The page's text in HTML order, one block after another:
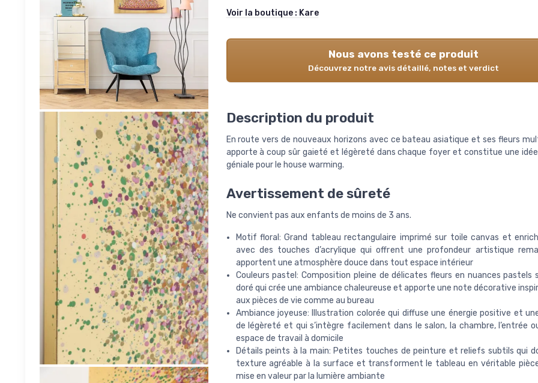
Voir la boutique : Kare
Nous avons testé ce produit
Découvrez notre avis détaillé, notes et verdict
Description du produit
En route vers de nouveaux horizons avec ce bateau asiatique et ses fleurs
apporte à coup sûr gaieté et légèreté dans chaque foyer et constitue une
géniale pour le house warming.
Avertissement de sûreté
Ne convient pas aux enfants de moins de 3 ans.
Motif floral: Grand tableau rectangulaire imprimé sur toile canvas et
avec des touches d’acrylique qui offrent une profondeur artistique
apportent une atmosphère douce dans tout espace intérieur
Couleurs pastel: Composition pleine de délicates fleurs en nuances pastels
doré qui crée une ambiance chaleureuse et apporte une note décorative
aux pièces de vie comme au bureau
Ambiance joyeuse: Illustration colorée qui diffuse une énergie positive et
de légèreté et qui s’intègre facilement dans le salon, la chambre, l’entrée
espace de travail à domicile
Détails peints à la main: Petites touches de peinture et reliefs subtils qui
texture agréable à la surface et transforment le tableau en véritable
mise en valeur par la lumière ambiante